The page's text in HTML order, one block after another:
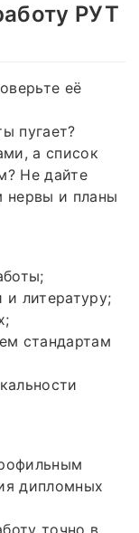
РУТ
её
пугает?
а список
Не дайте
нервы и планы
и литературу;
стандартам
дипломных